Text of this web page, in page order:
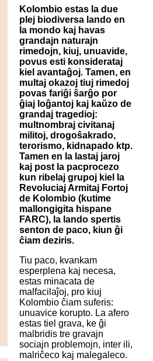
Kolombio estas la due
plej biodiversa lando en
la mondo kaj havas
grandajn naturajn
rimedojn, kiuj, unuavide,
povus esti konsiderataj
kiel avantaĝoj. Tamen, en
multaj okazoj tiuj rimedoj
povas fariĝi ŝarĝo por
ĝiaj loĝantoj kaj kaŭzo de
grandaj tragedioj:
multnombraj civitanaj
militoj, drogoŝakrado,
terorismo, kidnapado ktp.
Tamen en la lastaj jaroj
kaj post la pacprocezo
kun ribelaj grupoj kiel la
Revoluciaj Armitaj Fortoj
de Kolombio (kutime
mallongigita hispane
FARC), la lando spertis
senton de paco, kiun ĝi
ĉiam deziris.
Tiu paco, kvankam
esperplena kaj necesa,
estas minacata de
malfacilaĵoj, pro kiuj
Kolombio ĉiam suferis:
unuavice korupto. La afero
estas tiel grava, ke ĝi
malbridis tre gravajn
sociajn problemojn, inter ili,
malriĉeco kaj malegaleco.